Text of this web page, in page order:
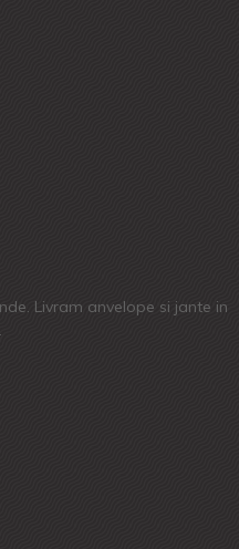
Livram anvelope si jante in